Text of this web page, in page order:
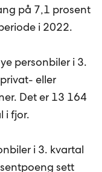
på 7,1 prosent
i 2022.
personbiler i 3.
eller
Det er 13 164
i fjor.
i 3. kvartal
sett